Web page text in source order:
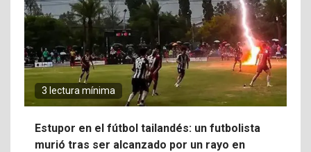
3 lectura mínima
Estupor en el fútbol tailandés: un futbolista
murió tras ser alcanzado por un rayo en